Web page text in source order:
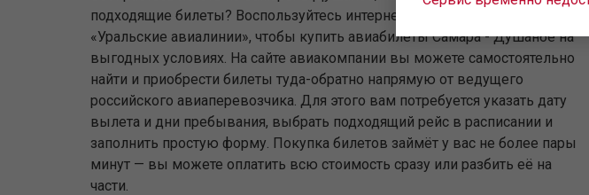
подходящие билеты? Воспользуйтесь интернет-кассой авиакомпании
«Уральские авиалинии», чтобы купить авиабилеты Самара - Душанбе на
выгодных условиях. На сайте авиакомпании вы можете самостоятельно
найти и приобрести билеты туда-обратно напрямую от ведущего
российского авиаперевозчика. Для этого вам потребуется указать дату
вылета и дни пребывания, выбрать подходящий рейс в расписании и
заполнить простую форму. Покупка билетов займёт у вас не более пары
минут — вы можете оплатить всю стоимость сразу или разбить её на
части.